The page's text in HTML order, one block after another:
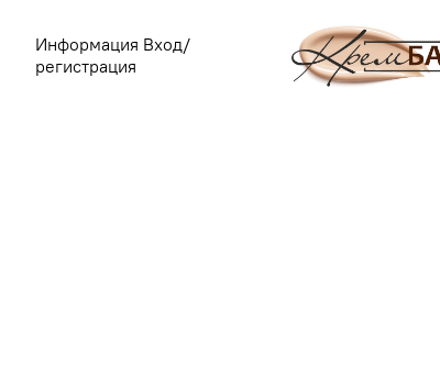
Информация Вход/
регистрация